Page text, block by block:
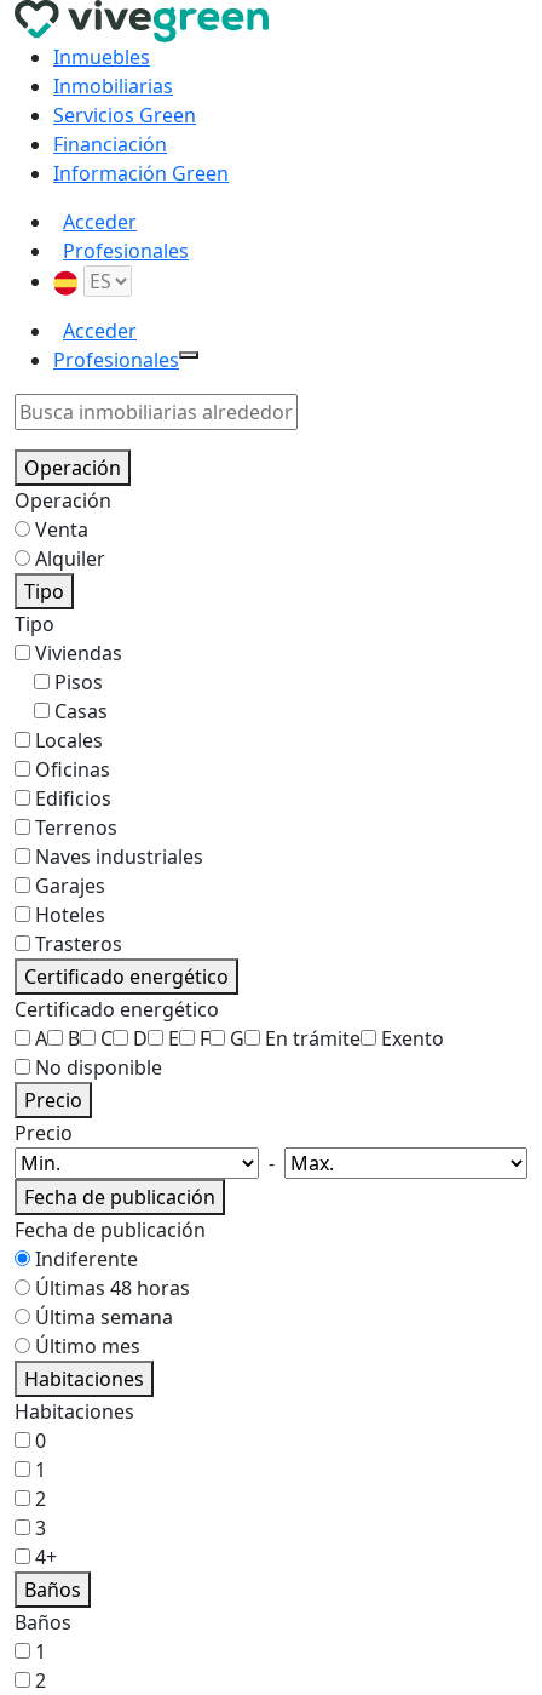
Inmuebles
Inmobiliarias
Servicios Green
Financiación
Información Green
Acceder
Profesionales
Acceder
Profesionales
Operación
Operación
Venta
Alquiler
Tipo
Tipo
Viviendas
Pisos
Casas
Locales
Oficinas
Edificios
Terrenos
Naves industriales
Garajes
Hoteles
Trasteros
Certificado energético
Certificado energético
A
B C D E F G En trámite
Exento
No disponible
Precio
Precio
-
Fecha de publicación
Fecha de publicación
Indiferente
Últimas 48 horas
Última semana
Último mes
Habitaciones
Habitaciones
0
1
2
3
4+
Baños
Baños
1
2